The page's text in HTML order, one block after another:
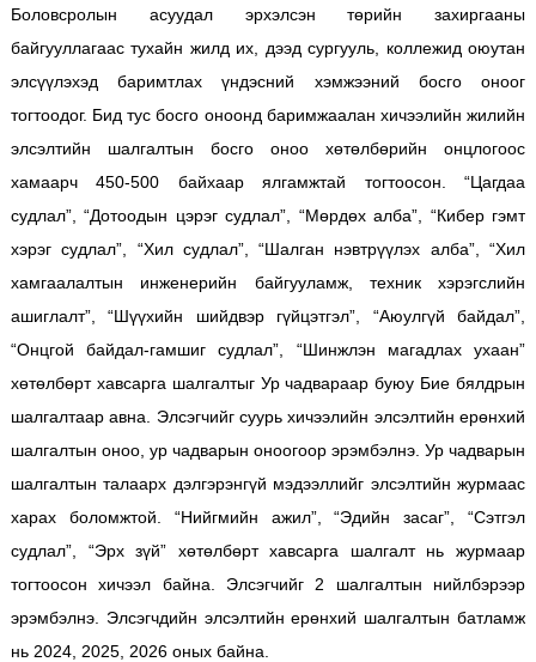
Боловсролын асуудал эрхэлсэн төрийн захиргааны
байгууллагаас тухайн жилд их, дээд сургууль, коллежид оюутан
элсүүлэхэд баримтлах үндэсний хэмжээний босго оноог
тогтоодог. Бид тус босго оноонд баримжаалан хичээлийн жилийн
элсэлтийн шалгалтын босго оноо хөтөлбөрийн онцлогоос
хамаарч 450-500 байхаар ялгамжтай тогтоосон. “Цагдаа
судлал”, “Дотоодын цэрэг судлал”, “Мөрдөх алба”, “Кибер гэмт
хэрэг судлал”, “Хил судлал”, “Шалган нэвтрүүлэх алба”, “Хил
хамгаалалтын инженерийн байгууламж, техник хэрэгслийн
ашиглалт”, “Шүүхийн шийдвэр гүйцэтгэл”, “Аюулгүй байдал”,
“Онцгой байдал-гамшиг судлал”, “Шинжлэн магадлах ухаан”
хөтөлбөрт хавсарга шалгалтыг Ур чадвараар буюу Бие бялдрын
шалгалтаар авна. Элсэгчийг суурь хичээлийн элсэлтийн ерөнхий
шалгалтын оноо, ур чадварын оноогоор эрэмбэлнэ. Ур чадварын
шалгалтын талаарх дэлгэрэнгүй мэдээллийг элсэлтийн журмаас
харах боломжтой. “Нийгмийн ажил”, “Эдийн засаг”, “Сэтгэл
судлал”, “Эрх зүй” хөтөлбөрт хавсарга шалгалт нь журмаар
тогтоосон хичээл байна. Элсэгчийг 2 шалгалтын нийлбэрээр
эрэмбэлнэ. Элсэгчдийн элсэлтийн ерөнхий шалгалтын батламж
нь 2024, 2025, 2026 оных байна.